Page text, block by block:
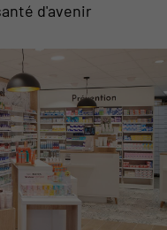
d'avenir